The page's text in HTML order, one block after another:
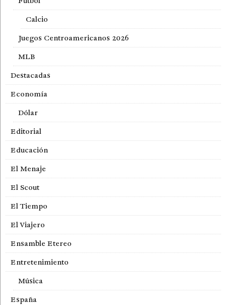
Calcio
Juegos Centroamericanos 2026
MLB
Destacadas
Economía
Dólar
Editorial
Educación
El Menaje
El Scout
El Tiempo
El Viajero
Ensamble Etereo
Entretenimiento
Música
España